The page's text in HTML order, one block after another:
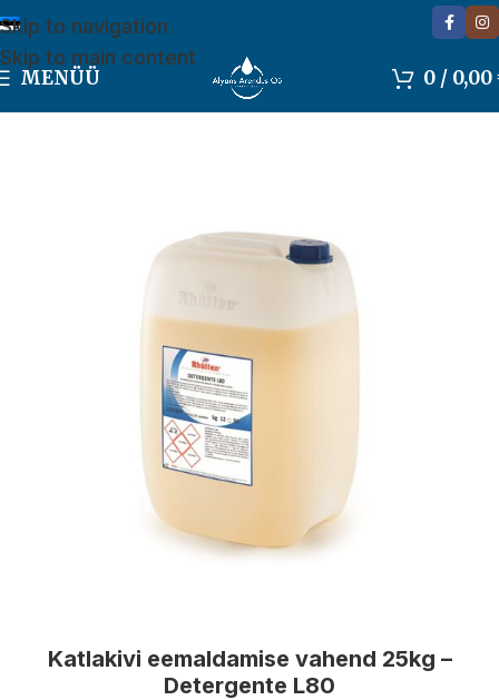
Skip to navigation
Skip to main content
MENÜÜ 0 / 0,00
Katlakivi eemaldamise vahend 25kg –
Detergente L80